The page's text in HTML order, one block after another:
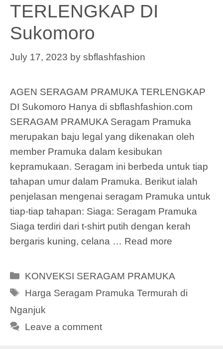
TERLENGKAP DI
Sukomoro
July 17, 2023 by sbflashfashion
AGEN SERAGAM PRAMUKA TERLENGKAP
DI Sukomoro Hanya di sbflashfashion.com
SERAGAM PRAMUKA Seragam Pramuka
merupakan baju legal yang dikenakan oleh
member Pramuka dalam kesibukan
kepramukaan. Seragam ini berbeda untuk tiap
tahapan umur dalam Pramuka. Berikut ialah
penjelasan mengenai seragam Pramuka untuk
tiap-tiap tahapan: Siaga: Seragam Pramuka
Siaga terdiri dari t-shirt putih dengan kerah
bergaris kuning, celana … Read more
Categories
KONVEKSI SERAGAM PRAMUKA
Tags
Harga Seragam Pramuka Termurah di
Nganjuk
Leave a comment